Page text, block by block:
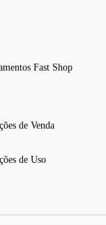
Fast Shop
de Venda
de Uso